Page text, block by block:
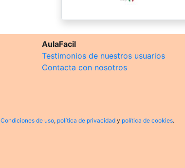
AulaFacil
Testimonios de nuestros usuarios
Contacta con nosotros
Condiciones de uso, política de privacidad y política de cookies.